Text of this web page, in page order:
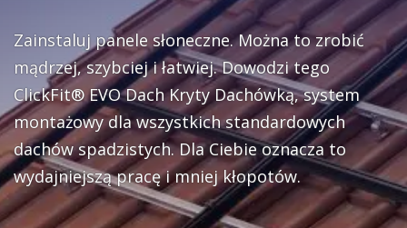
Zainstaluj panele słoneczne. Można to zrobić
mądrzej, szybciej i łatwiej. Dowodzi tego
ClickFit® EVO Dach Kryty Dachówką, system
montażowy dla wszystkich standardowych
dachów spadzistych. Dla Ciebie oznacza to
wydajniejszą pracę i mniej kłopotów.
Tak, chcę zapisać się do newsletter'a Enstall
Wyślij
Czy jesteś instalatorem?
O co chciałbyś zapytać?
Kraj